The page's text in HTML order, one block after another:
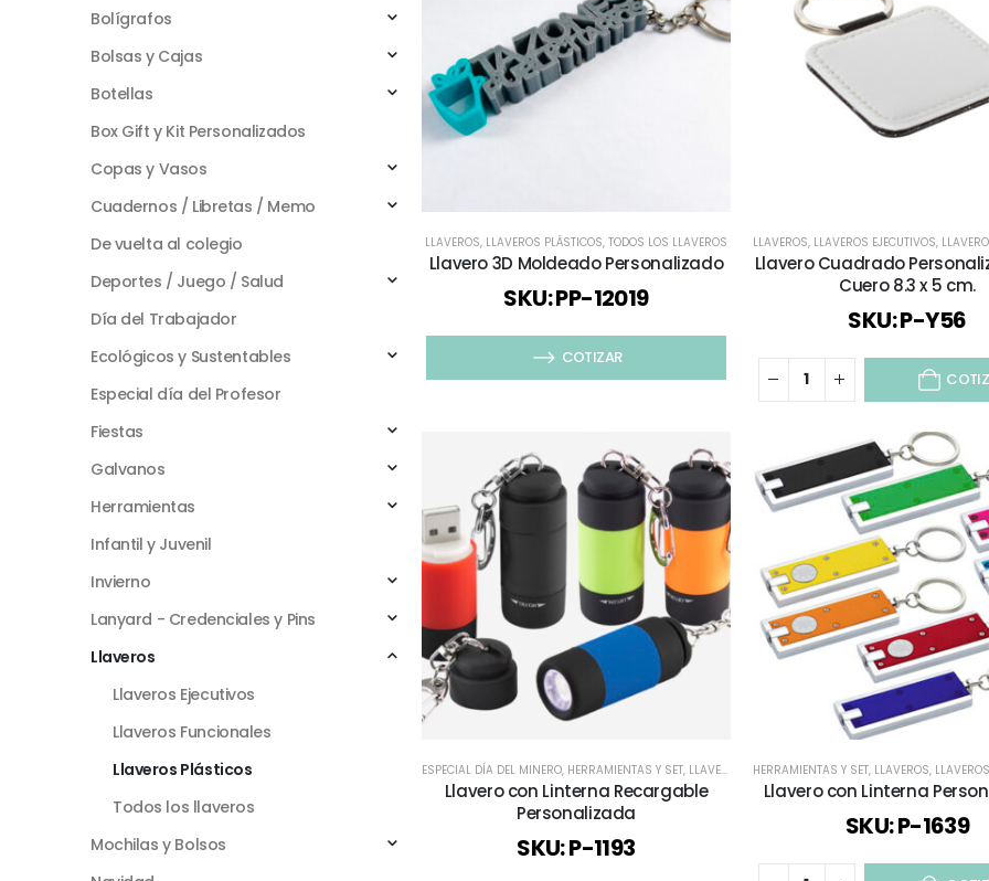
LLAVEROS, LLAVEROS PLÁSTICOS, TODOS LOS LLAVEROS
Llavero 3D Moldeado Personalizado
SKU: PP-12019
COTIZAR
LLAVEROS, LLAVEROS EJECUTIVOS,
Llavero Cuadrado
Cuero 8.3 x 5 cm.
SKU: P-Y56
ESPECIAL DÍA DEL MINERO, HERRAMIENTAS Y SET, LLAVEROS LLAVEROS FUNCIONALES,LLAVEROS
Llavero con Linterna Recargable
Personalizada
SKU: P-1193
HERRAMIENTAS Y SET, LLAVEROS, LLAVEROS
Llavero con Linterna
SKU: P-1639
Bolígrafos
Bolsas y Cajas
Botellas
Box Gift y Kit Personalizados
Copas y Vasos
Cuadernos / Libretas / Memo
De vuelta al colegio
Deportes / Juego / Salud
Día del Trabajador
Ecológicos y Sustentables
Especial día del Profesor
Fiestas
Galvanos
Herramientas
Infantil y Juvenil
Invierno
Lanyard - Credenciales y Pins
Llaveros
Llaveros Ejecutivos
Llaveros Funcionales
Llaveros Plásticos
Todos los llaveros
Mochilas y Bolsos